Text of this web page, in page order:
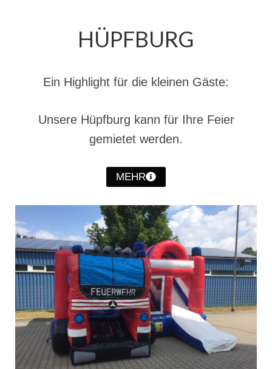
10 Jahre KatS-Zug
Infos
Chronik des Musikzug
Christkindwiegen 2024
Christkindwiegen 2023
Christkindwiegen 2022
Christkindwiegen 2021
Christkindwiegen 2019
Christkindwiegen 2018
Christkindwiegen 2017
Christkindwiegen 2016
HÜPFBURG
Ein Highlight für die kleinen Gäste:
Unsere Hüpfburg kann für Ihre Feier
gemietet werden.
MEHR